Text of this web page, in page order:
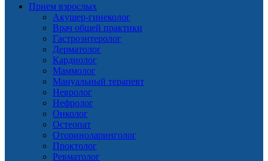
Прием взрослых
Акушер-гинеколог
Врач общей практики
Гастроэнтеролог
Дерматолог
Кардиолог
Маммолог
Мануальный терапевт
Невролог
Нефролог
Онколог
Остеопат
Оториноларинголог
Проктолог
Ревматолог